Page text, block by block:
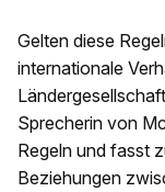
Gelten diese
internationale
Sprecherin von
Regeln und fasst
Beziehungen